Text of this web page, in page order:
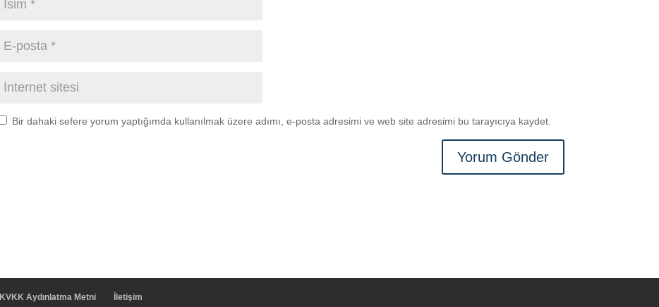
Bir dahaki sefere yorum yaptığımda kullanılmak üzere adımı, e-posta adresimi ve web site adresimi bu tarayıcıya kaydet.
KVKK Aydınlatma Metni İletişim